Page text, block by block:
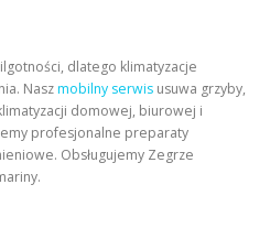
dlatego klimatyzacje
Naszmobilny serwis usuwa grzyby,
domowej, biurowej i
profesjonalne preparaty
Obsługujemy Zegrze